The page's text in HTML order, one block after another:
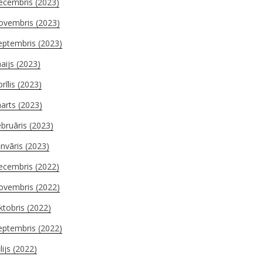
(2023)
(2023)
(2023)
(2023)
(2023)
(2023)
(2023)
(2022)
(2022)
(2022)
(2022)
(2022)